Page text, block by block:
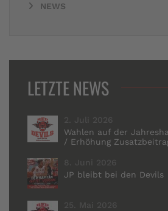
NEWS
LETZTE NEWS
2. Juli 2026
Wahlen auf der
/ Erhöhung
8. Juni 2026
JP bleibt bei den Devils
25. Mai 2026